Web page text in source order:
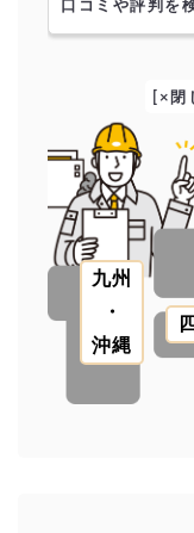
九州
・
沖縄
口コミや評判を
[×閉